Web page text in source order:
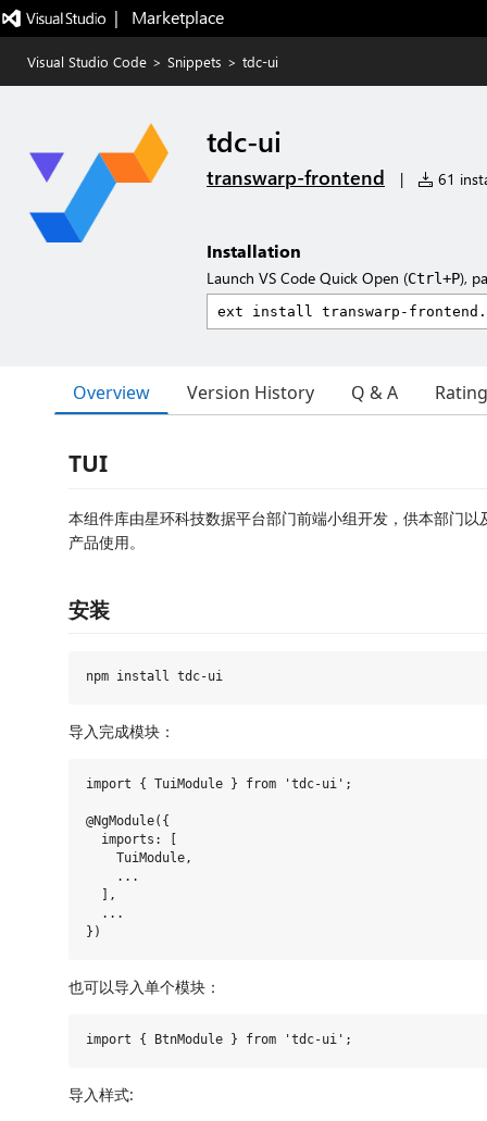
|   Marketplace
Visual Studio Code > Snippets > tdc-ui
tdc-ui
transwarp-frontend | 61
Installation
Launch VS Code Quick Open (Ctrl+P),
Overview Version History Q & A
TUI
本组件库由星环科技数据平台部门前端小组开发，供本部门以
产品使用。
安装
导入完成模块：
import { TuiModule } from 'tdc-ui';
@NgModule({
  imports: [
    TuiModule,
    ...
  ],
  ...
也可以导入单个模块：
导入样式: